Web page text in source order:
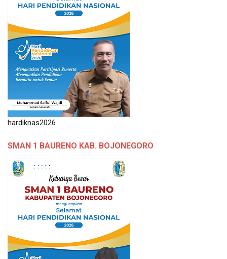
hardiknas2026
SMAN 1 BAURENO KAB. BOJONEGORO